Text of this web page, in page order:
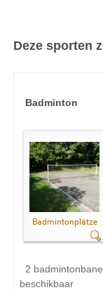
Deze sporten
Badminton
Badmintonplätze
2
beschikbaar